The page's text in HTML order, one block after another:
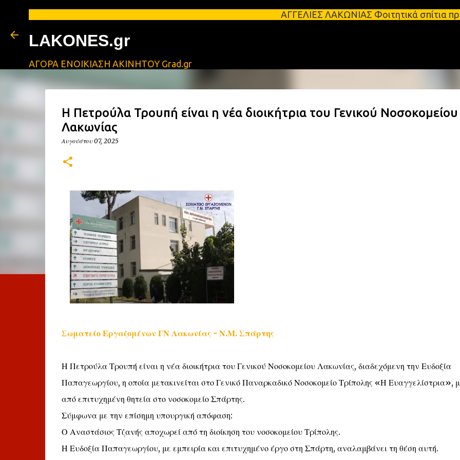
Μετάβαση στο κύριο περιεχόμενο
ΑΓΓΕΛΙΕΣ ΛΑΚΩΝΙΑΣ Φοιτητικά σπίτια προς
LAKONES.gr
ΑΓΟΡΑ ΕΝΟΙΚΙΑΣΗ ΑΚΙΝΗΤΟΥ Grad.gr
Η Πετρούλα Τρουπή είναι η νέα διοικήτρια του Γενικού Νοσοκομείου
Λακωνίας
Αυγούστου 07, 2025
Σωματείο Εργαζομένων ΓΝ Λακωνίας - Ν.Μ. Σπάρτης
Η Πετρούλα Τρουπή είναι η νέα διοικήτρια του Γενικού Νοσοκομείου Λακωνίας, διαδεχόμενη την Ευδοξία
Παπαγεωργίου, η οποία μετακινείται στο Γενικό Παναρκαδικό Νοσοκομείο Τρίπολης «Η Ευαγγελίστρια»,
από επιτυχημένη θητεία στο νοσοκομείο Σπάρτης.
Σύμφωνα με την επίσημη υπουργική απόφαση:
Ο Αναστάσιος Τζανής αποχωρεί από τη διοίκηση του νοσοκομείου Τρίπολης.
Η Ευδοξία Παπαγεωργίου, με εμπειρία και επιτυχημένο έργο στη Σπάρτη, αναλαμβάνει τη θέση αυτή.